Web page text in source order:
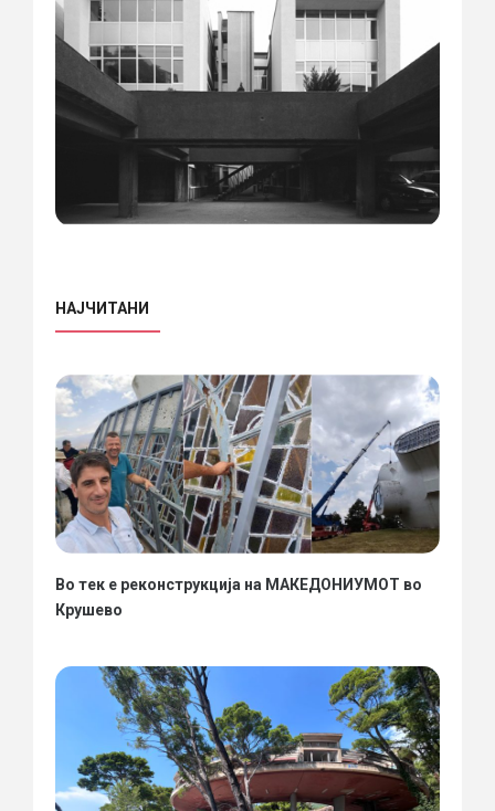
НАЈЧИТАНИ
Во тек е реконструкција на МАКЕДОНИУМОТ во
Крушево